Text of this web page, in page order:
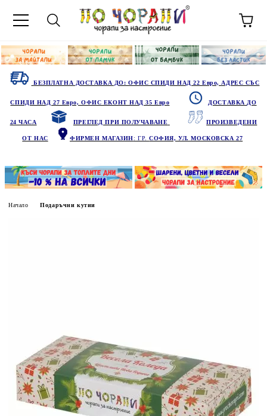
БЕЗПЛАТНА ДОСТАВКА ДО: ОФИС СПИДИ НАД 22 Евро, АДРЕС СЪС
СПИДИ НАД 27 Евро, ОФИС ЕКОНТ НАД 35 Евро ДОСТАВКА ДО
24 ЧАСА ПРЕГЛЕД ПРИ ПОЛУЧАВАНЕ ПРОИЗВЕДЕНИ
ОТ НАС ФИРМЕН МАГАЗИН: ГР.СОФИЯ, УЛ. МОСКОВСКА 27
Начало Подаръчни кутии